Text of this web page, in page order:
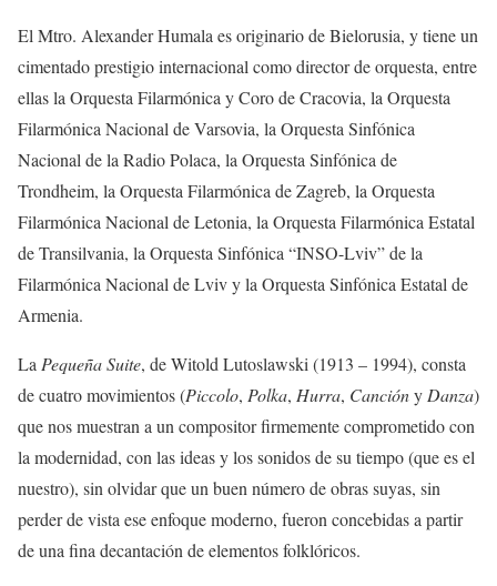
El Mtro. Alexander Humala es originario de Bielorusia, y tiene un
cimentado prestigio internacional como director de orquesta, entre
ellas la Orquesta Filarmónica y Coro de Cracovia, la Orquesta
Filarmónica Nacional de Varsovia, la Orquesta Sinfónica
Nacional de la Radio Polaca, la Orquesta Sinfónica de
Trondheim, la Orquesta Filarmónica de Zagreb, la Orquesta
Filarmónica Nacional de Letonia, la Orquesta Filarmónica Estatal
de Transilvania, la Orquesta Sinfónica “INSO-Lviv” de la
Filarmónica Nacional de Lviv y la Orquesta Sinfónica Estatal de
Armenia.
LaPequeña Suite, de Witold Lutoslawski (1913 – 1994), consta
de cuatro movimientos (Piccolo, Polka, Hurra, CanciónyDanza)
que nos muestran a un compositor firmemente comprometido con
la modernidad, con las ideas y los sonidos de su tiempo (que es el
nuestro), sin olvidar que un buen número de obras suyas, sin
perder de vista ese enfoque moderno, fueron concebidas a partir
de una fina decantación de elementos folklóricos.